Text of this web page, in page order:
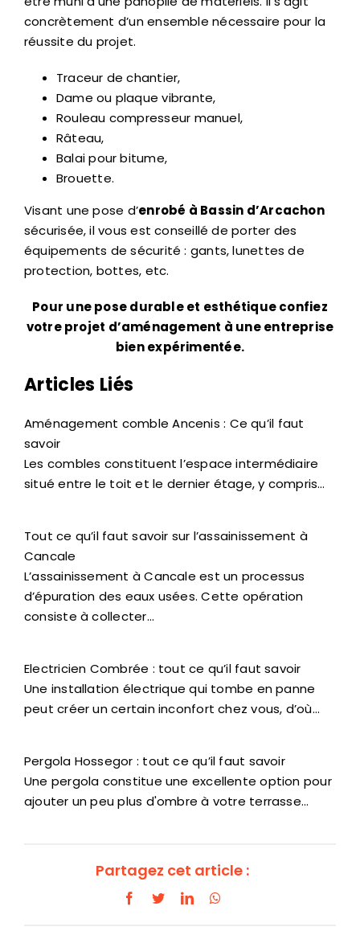
concrètement d’un ensemble nécessaire pour la
réussite du projet.
Traceur de chantier,
Dame ou plaque vibrante,
Rouleau compresseur manuel,
Râteau,
Balai pour bitume,
Brouette.
Visant une pose d’enrobé à Bassin d’Arcachon
sécurisée, il vous est conseillé de porter des
équipements de sécurité : gants, lunettes de
protection, bottes, etc.
Pour une pose durable et esthétique confiez
votre projet d’aménagement à une entreprise
bien expérimentée.
Articles Liés
Aménagement comble Ancenis : Ce qu’il faut
savoir
Les combles constituent l’espace intermédiaire
situé entre le toit et le dernier étage, y compris…
Tout ce qu’il faut savoir sur l’assainissement à
Cancale
L’assainissement à Cancale est un processus
d’épuration des eaux usées. Cette opération
consiste à collecter…
Electricien Combrée : tout ce qu’il faut savoir
Une installation électrique qui tombe en panne
peut créer un certain inconfort chez vous, d’où…
Pergola Hossegor : tout ce qu’il faut savoir
Une pergola constitue une excellente option pour
ajouter un peu plus d'ombre à votre terrasse…
Partagez cet article :
Facebook
TwitterLinkedIn